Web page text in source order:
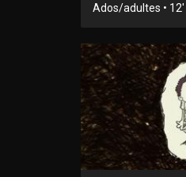
Ados/adultes • 12'